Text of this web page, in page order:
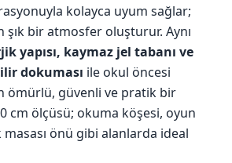
kolayca uyum sağlar;
şık bir atmosfer oluşturur. Aynı
yapısı, kaymaz jel tabanı ve
dokuması ile okul öncesi
ömürlü, güvenli ve pratik bir
cm ölçüsü; okuma köşesi, oyun
masası önü gibi alanlarda ideal